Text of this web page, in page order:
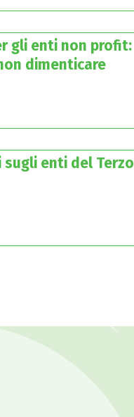
gli enti non profit:
dimenticare
enti del Terzo